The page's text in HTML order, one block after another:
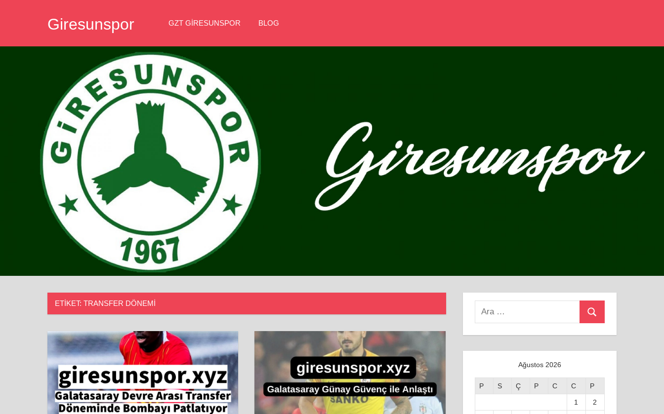
Giresunspor GZT GIRESUNSPOR BLOG
ETIKET: TRANSFER DÖNEMI
Search
Ara
Ağustos 2026
P S Ç P C C P
1 2